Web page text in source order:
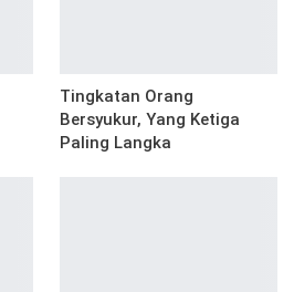
Tingkatan Orang
Bersyukur, Yang Ketiga
Paling Langka